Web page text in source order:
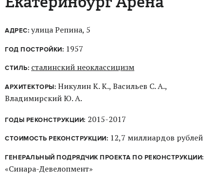
АДРЕС: улица Репина, 5
ГОД ПОСТРОЙКИ: 1957
СТИЛЬ: сталинский неоклассицизм
АРХИТЕКТОРЫ: Никулин К. К., Васильев С. А.,
Владимирский Ю. А.
ГОДЫ РЕКОНСТРУКЦИИ: 2015-2017
СТОИМОСТЬ РЕКОНСТРУКЦИИ: 12,7 миллиардов рублей
ГЕНЕРАЛЬНЫЙ ПОДРЯДЧИК ПРОЕКТА ПО РЕКОНСТРУКЦИИ:
«Синара-Девелопмент»